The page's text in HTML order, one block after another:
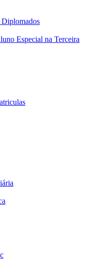
Diplomados
Especial na Terceira